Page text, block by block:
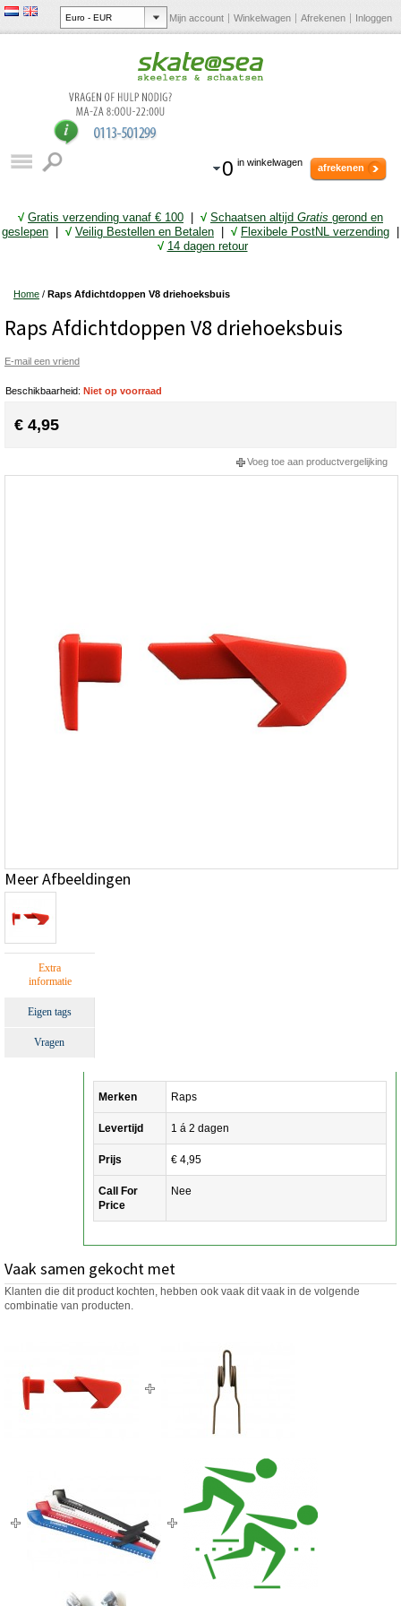
Mijn account Winkelwagen Afrekenen Inloggen
0 in winkelwagen afrekenen
√ Gratis verzending vanaf € 100 √ Schaatsen altijd Gratis gerond en
geslepen
√ Veilig Bestellen en Betalen √ Flexibele PostNL verzending
√ 14 dagen retour
Home / Raps Afdichtdoppen V8 driehoeksbuis
Raps Afdichtdoppen V8 driehoeksbuis
E-mail een vriend
Beschikbaarheid: Niet op voorraad
€ 4,95
Voeg toe aan productvergelijking
Meer Afbeeldingen
Extra
informatie
Eigen tags
Vragen
Merken Raps
Levertijd 1 á 2 dagen
Prijs € 4,95
Call For
Price
Nee
Vaak samen gekocht met
Klanten die dit product kochten, hebben ook vaak dit vaak in de volgende
combinatie van producten.